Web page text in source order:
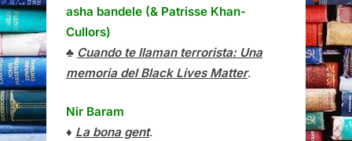
asha bandele (& Patrisse Khan-
Cullors)
♣ Cuando te llaman terrorista: Una
memoria del Black Lives Matter.
Nir Baram
♦ La bona gent.